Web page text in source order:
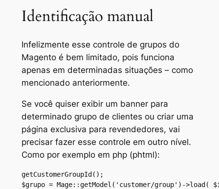
Identificação manual
Infelizmente esse controle de grupos do
Magento é bem limitado, pois funciona
apenas em determinadas situações – como
mencionado anteriormente.
Se você quiser exibir um banner para
determinado grupo de clientes ou criar uma
página exclusiva para revendedores, vai
precisar fazer esse controle em outro nível.
Como por exemplo em php (phtml):
getCustomerGroupId();
$grupo = Mage::getModel('customer/group')->load(